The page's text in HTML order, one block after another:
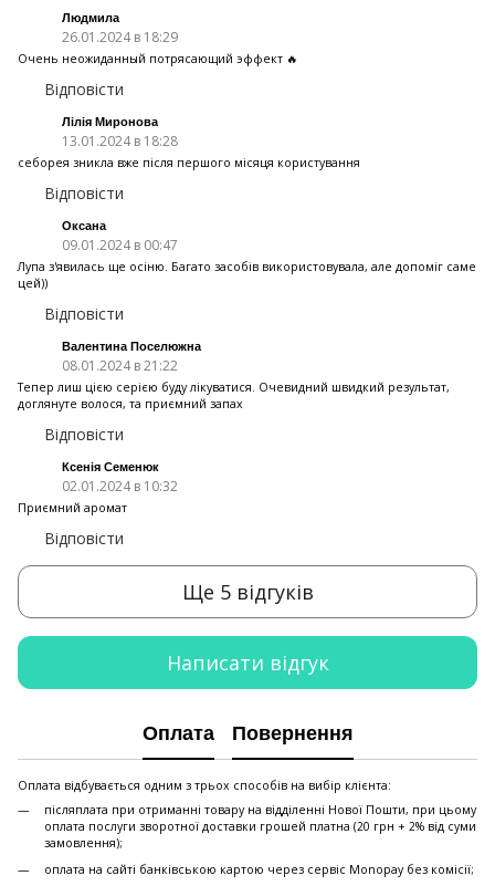
Людмила
26.01.2024 в 18:29
Очень неожиданный потрясающий эффект 🔥
Відповісти
Лілія Миронова
13.01.2024 в 18:28
себорея зникла вже після першого місяця користування
Відповісти
Оксана
09.01.2024 в 00:47
Лупа з'явилась ще осіню. Багато засобів використовувала, але допоміг саме
цей))
Відповісти
Валентина Поселюжна
08.01.2024 в 21:22
Тепер лиш цією серією буду лікуватися. Очевидний швидкий результат,
доглянуте волося, та приємний запах
Відповісти
Ксенія Семенюк
02.01.2024 в 10:32
Приємний аромат
Відповісти
Ще 5 відгуків
Написати відгук
Оплата Повернення
Оплата відбувається одним з трьох способів на вибір клієнта:
післяплата при отриманні товару на відділенні Нової Пошти, при цьому
оплата послуги зворотної доставки грошей платна (20 грн + 2% від суми
замовлення);
оплата на сайті банківською картою через сервіс Monopay без комісії;